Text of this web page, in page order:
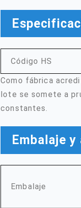
Código HS
Como fábrica
lote se somete a
constantes.
Embalaje
Embalaje